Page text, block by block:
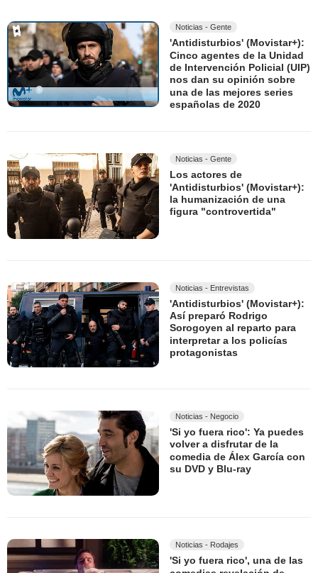
Noticias - Gente
'Antidisturbios' (Movistar+):
Cinco agentes de la Unidad
de Intervención Policial (UIP)
nos dan su opinión sobre
una de las mejores series
españolas de 2020
Noticias - Gente
Los actores de
'Antidisturbios' (Movistar+):
la humanización de una
figura "controvertida"
Noticias - Entrevistas
'Antidisturbios' (Movistar+):
Así preparó Rodrigo
Sorogoyen al reparto para
interpretar a los policías
protagonistas
Noticias - Negocio
'Si yo fuera rico': Ya puedes
volver a disfrutar de la
comedia de Álex García con
su DVD y Blu-ray
Noticias - Rodajes
'Si yo fuera rico', una de las